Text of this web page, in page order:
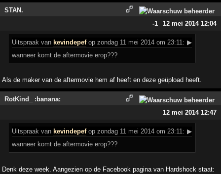
STAN.
-1
12 mei 2014 12:04
Uitspraak vankevindepefop zondag 11 mei 2014 om 23:11: ▶
wanneer komt de aftermovie erop???
Als de maker van de aftermovie hem af heeft en deze geüpload heeft.
RotKind_ :banana:
12 mei 2014 12:47
Uitspraak vankevindepefop zondag 11 mei 2014 om 23:11: ▶
wanneer komt de aftermovie erop???
Denk deze week. Aangezien op de Facebook pagina van Hardshock staat: